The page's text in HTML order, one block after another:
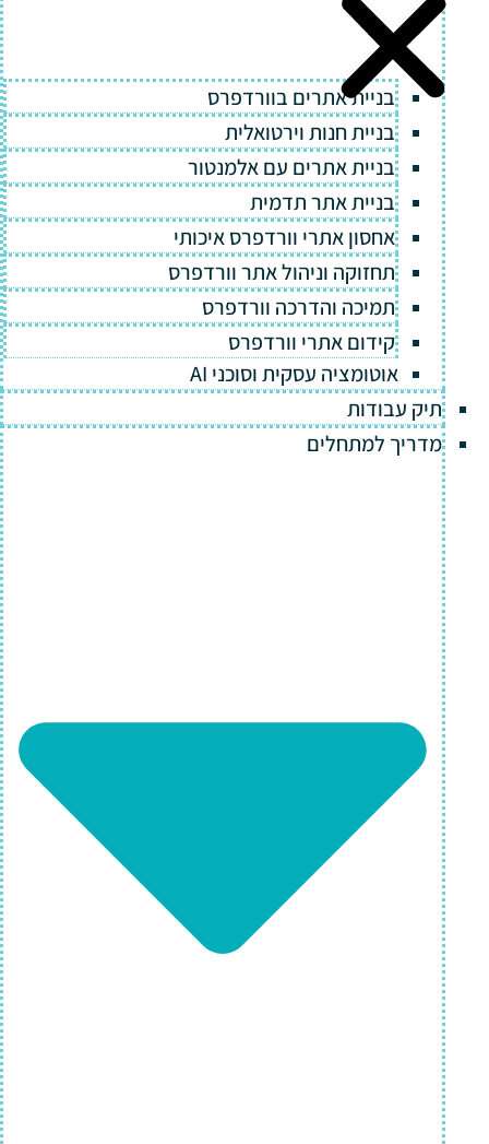
בניית אתרים בוורדפרס
בניית חנות וירטואלית
בניית אתרים עם אלמנטור
בניית אתר תדמית
אחסון אתרי וורדפרס איכותי
תחזוקה וניהול אתר וורדפרס
תמיכה והדרכה וורדפרס
קידום אתרי וורדפרס
אוטומציה עסקית וסוכני AI
תיק עבודות
מדריך למתחלים